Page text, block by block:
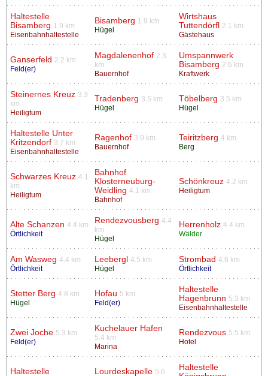
Haltestelle
Bisamberg 1.9 km
Eisenbahnhaltestelle
Bisamberg 1.9 km
Hügel
Wirtshaus
Tuttendörfl
2.1 km
Gästehaus
Ganserfeld 2.2 km
Feld(er)
Magdalenenhof 2.3
km
Bauernhof
Umspannwerk
Bisamberg 2.6 km
Kraftwerk
Steinernes Kreuz 3.3
km
Heiligtum
Tradenberg 3.5 km
Hügel
Töbelberg 3.5 km
Hügel
Haltestelle Unter
Kritzendorf 3.7 km
Eisenbahnhaltestelle
Ragenhof 3.9 km
Bauernhof
Teiritzberg 4 km
Berg
Schwarzes Kreuz 4.1
km
Heiligtum
Bahnhof
Klosterneuburg-
Weidling 4.1 km
Bahnhof
Schönkreuz 4.2 km
Heiligtum
Alte Schanzen 4.4 km
Örtlichkeit
Rendezvousberg 4.4
km
Hügel
Herrenholz 4.4 km
Wälder
Am Wasweg 4.4 km
Örtlichkeit
Leebergl
4.5 km
Hügel
Strombad 4.6 km
Örtlichkeit
Stetter Berg 4.8 km
Hügel
Hofau 5 km
Feld(er)
Haltestelle
Hagenbrunn 5.3 km
Eisenbahnhaltestelle
Zwei Joche 5.3 km
Feld(er)
Kuchelauer Hafen
5.4 km
Marina
Rendezvous 5.5 km
Hotel
Haltestelle
Lourdeskapelle 5.6
Haltestelle